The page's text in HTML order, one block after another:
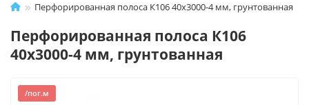
Перфорированная полоса К106 40x3000-4 мм, грунтованная
Перфорированная полоса К106
40x3000-4 мм, грунтованная
/пог.м